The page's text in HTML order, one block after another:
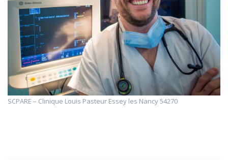
SCPARE – Clinique Louis Pasteur Essey les Nancy 54270